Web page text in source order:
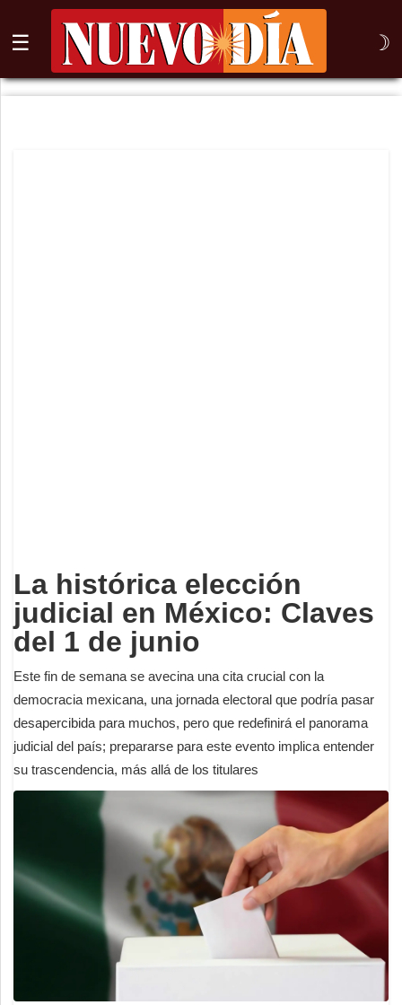
☰ ☽
⌕
La histórica elección
judicial en México: Claves
del 1 de junio
Este fin de semana se avecina una cita crucial con la
democracia mexicana, una jornada electoral que podría pasar
desapercibida para muchos, pero que redefinirá el panorama
judicial del país; prepararse para este evento implica entender
su trascendencia, más allá de los titulares